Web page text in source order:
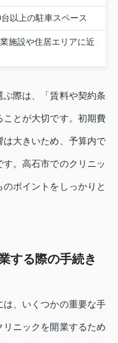
以上の駐車スペース
施設や住居エリアに近
際は、「賃料や契約条
とが大切です。初期費
は大きいため、予算内で
。高石市でのクリニッ
ポイントをしっかりと
する際の手続き
、いくつかの重要な手
ニックを開業するため